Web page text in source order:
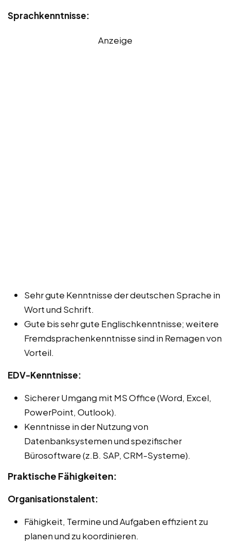
Sprachkenntnisse:
Anzeige
Sehr gute Kenntnisse der deutschen Sprache in
Wort und Schrift.
Gute bis sehr gute Englischkenntnisse; weitere
Fremdsprachenkenntnisse sind in Remagen von
Vorteil.
EDV-Kenntnisse:
Sicherer Umgang mit MS Office (Word, Excel,
PowerPoint, Outlook).
Kenntnisse in der Nutzung von
Datenbanksystemen und spezifischer
Bürosoftware (z.B. SAP, CRM-Systeme).
Praktische Fähigkeiten:
Organisationstalent:
Fähigkeit, Termine und Aufgaben effizient zu
planen und zu koordinieren.